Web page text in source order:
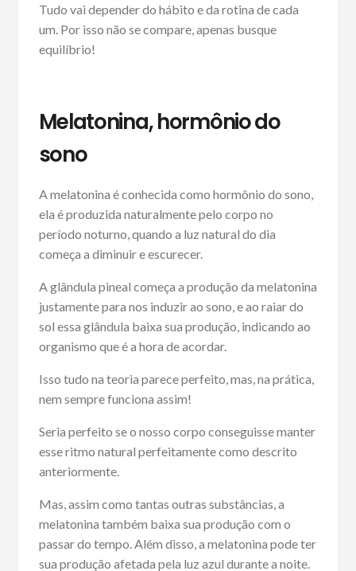
Tudo vai depender do hábito e da rotina de cada
um. Por isso não se compare, apenas busque
equilíbrio!
Melatonina, hormônio do
sono
A melatonina é conhecida como hormônio do sono,
ela é produzida naturalmente pelo corpo no
período noturno, quando a luz natural do dia
começa a diminuir e escurecer.
A glândula pineal começa a produção da melatonina
justamente para nos induzir ao sono, e ao raiar do
sol essa glândula baixa sua produção, indicando ao
organismo que é a hora de acordar.
Isso tudo na teoria parece perfeito, mas, na prática,
nem sempre funciona assim!
Seria perfeito se o nosso corpo conseguisse manter
esse ritmo natural perfeitamente como descrito
anteriormente.
Mas, assim como tantas outras substâncias, a
melatonina também baixa sua produção com o
passar do tempo. Além disso, a melatonina pode ter
sua produção afetada pela luz azul durante a noite.